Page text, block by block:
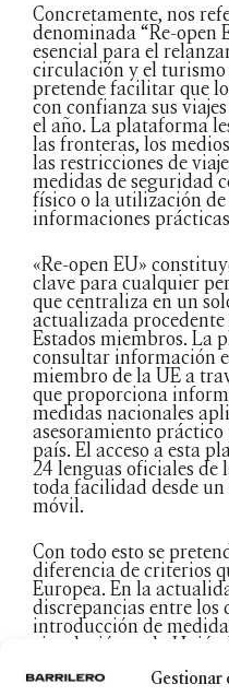
Gestionar
Concretamente, nos
denominada “Re-open
esencial para el
circulación y el turismo
pretende facilitar que
con confianza sus
el año. La plataforma
las fronteras, los
las restricciones de
medidas de seguridad
físico o la utilización
informaciones
«Re-open EU»
clave para cualquier
que centraliza en un
actualizada
Estados miembros. La
consultar información
miembro de la UE a
que proporciona
medidas nacionales
asesoramiento práctico
país. El acceso a esta
24 lenguas oficiales de
toda facilidad desde
móvil.
Con todo esto se
diferencia de criterios
Europea. En la
discrepancias entre
introducción de
circulación en la Unión
En conclusión, es